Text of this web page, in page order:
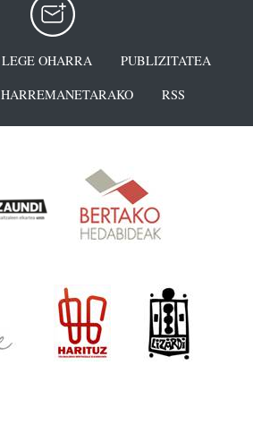
LEGE OHARRA
PUBLIZITATEA
HARREMANETARAKO RSS